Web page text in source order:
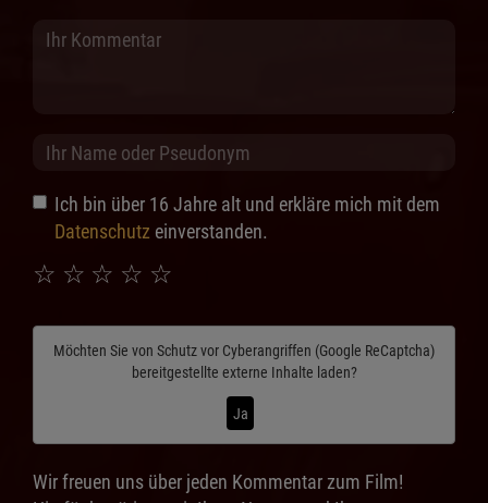
Ich bin über 16 Jahre alt und erkläre mich mit dem
Datenschutz einverstanden.
☆
☆
☆
☆
☆
Möchten Sie von Schutz vor Cyberangriffen (Google ReCaptcha)
bereitgestellte externe Inhalte laden?
Ja
Wir freuen uns über jeden Kommentar zum Film!